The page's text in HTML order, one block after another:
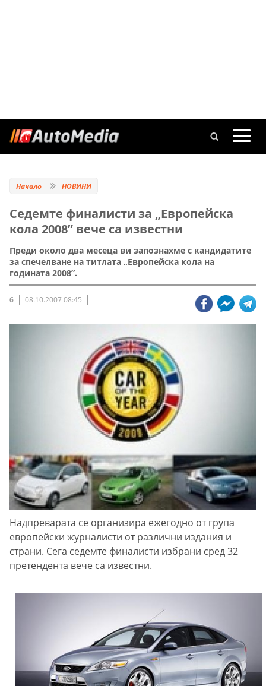
Начало НОВИНИ
Седемте финалисти за „Европейска
кола 2008” вече са известни
Преди около два месеца ви запознахме с кандидатите
за спечелване на титлата „Европейска кола на
годината 2008”.
6 08.10.2007 08:45
Надпреварата се организира ежегодно от група
европейски журналисти от различни издания и
страни. Сега седемте финалисти избрани сред 32
претендента вече са известни.